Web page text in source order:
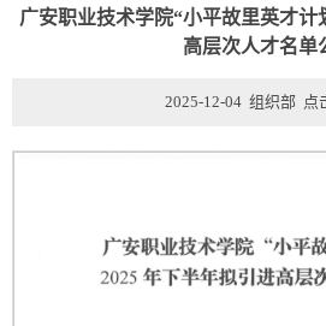
广安职业技术学院“小平故里英才计
高层次人才名单
2025-12-04 组织部 点